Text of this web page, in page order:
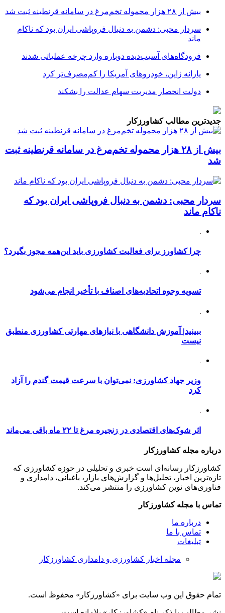
بیش از ۲۸ هزار محموله تخم‌مرغ در سامانه قرنطینه ثبت شد
سردار محبی: دشمن به دنبال فروپاشی ایران بود که ناکام
ماند
فرودگاه‌های آسیب‌دیده دوباره وارد چرخه عملیاتی شدند
یارانه ژاپن، خودروهای آمریکا را کم‌مصرف‌تر کرد
دولت انحصار مدیریت سهام عدالت را بشکند
جدیدترین مطالب کشاورزکار
بیش از ۲۸ هزار محموله تخم‌مرغ در سامانه قرنطینه ثبت
شد
سردار محبی: دشمن به دنبال فروپاشی ایران بود که
ناکام ماند
چرا کشاورز برای فعالیت کشاورزی باید این‌همه مجوز بگیرد؟
تسویه وجوه اتحادیه‌های اصناف با تأخیر انجام می‌شود
ببینید| آموزش دانشگاهی با نیازهای مهارتی کشاورزی منطبق
نیست
وزیر جهاد کشاورزی: نمی‌توان با سرعت قیمت گندم را آزاد
کرد
اثر شوک‌های اقتصادی در زنجیره مرغ تا ۲۲ ماه باقی می‌ماند
درباره مجله کشاورزکار
کشاورزکار رسانه‌ای است خبری و تحلیلی در حوزه کشاورزی که
تازه‌ترین اخبار، تحلیل‌ها و گزارش‌های بازار، باغبانی، دامداری و
فناوری‌های نوین کشاورزی را منتشر می‌کند.
تماس با مجله کشاورزکار
درباره ما
تماس با ما
تبلیغات
مجله اخبار کشاورزی و دامداری کشاورزکار
تمام حقوق این وب سایت برای «کشاورزکار» محفوظ است.